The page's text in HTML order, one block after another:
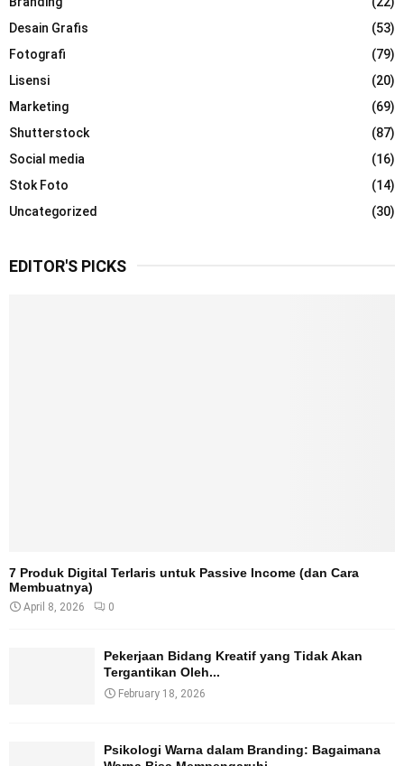
:
C
H
Desain Grafis
(53)
Fotografi
(79)
Lisensi
(20)
Marketing
(69)
Shutterstock
(87)
Social media
(16)
Stok Foto
(14)
Uncategorized
(30)
EDITOR'S PICKS
7 Produk Digital Terlaris untuk Passive Income (dan Cara
Membuatnya)
April 8, 2026 0
Pekerjaan Bidang Kreatif yang Tidak Akan
Tergantikan Oleh...
February 18, 2026
Psikologi Warna dalam Branding: Bagaimana